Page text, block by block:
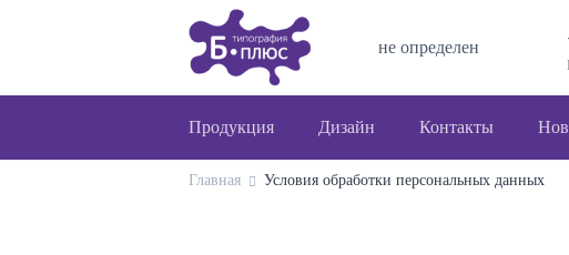
не определен
Продукция Дизайн Контакты
Главная Условия обработки персональных данных